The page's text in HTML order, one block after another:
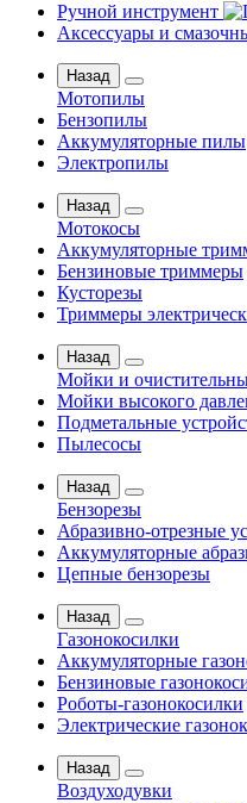
Ручной инструмент
Аксессуары и
Назад
Мотопилы
Бензопилы
Аккумуляторные пилы
Электропилы
Назад
Мотокосы
Аккумуляторные
Бензиновые триммеры
Кусторезы
Триммеры
Назад
Мойки и
Мойки высокого
Подметальные
Пылесосы
Назад
Бензорезы
Абразивно-отрезные
Аккумуляторные
Цепные бензорезы
Назад
Газонокосилки
Аккумуляторные
Бензиновые
Роботы-газонокосилки
Электрические
Назад
Воздуходувки